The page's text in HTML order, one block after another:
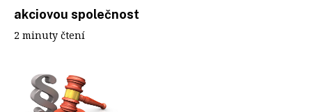
akciovou společnost
2 minuty čtení